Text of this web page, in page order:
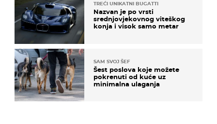
TREĆI UNIKATNI BUGATTI
Nazvan je po vrsti
srednjovjekovnog viteškog
konja i visok samo metar
SAM SVOJ ŠEF
Šest poslova koje možete
pokrenuti od kuće uz
minimalna ulaganja